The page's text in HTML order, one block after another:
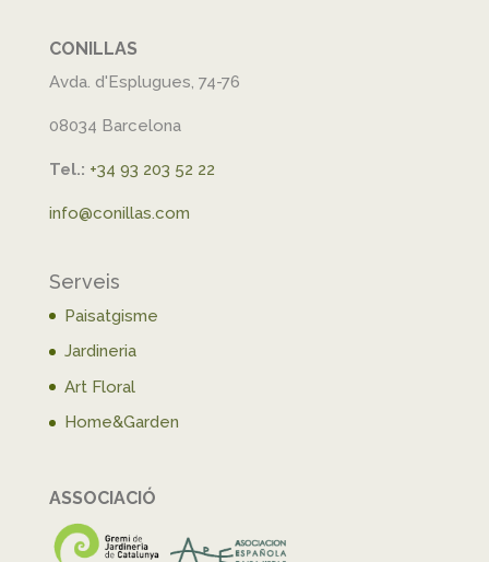
CONILLAS
Avda. d'Esplugues, 74-76
08034 Barcelona
Tel.: +34 93 203 52 22
info@conillas.com
Serveis
Paisatgisme
Jardineria
Art Floral
Home&Garden
ASSOCIACIÓ